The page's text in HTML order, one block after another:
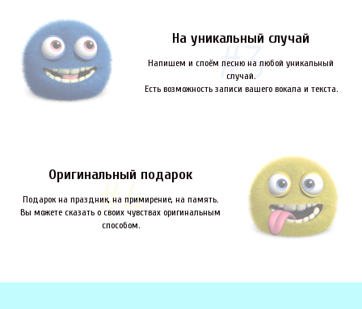
На уникальный случай
Напишем и споём песню на любой уникальный
случай.
Есть возможность записи вашего вокала и текста.
Оригинальный подарок
Подарок на праздник, на примирение, на память.
Вы можете сказать о своих чувствах оригинальным
способом.